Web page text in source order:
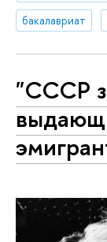
бакалавриат
"СССР